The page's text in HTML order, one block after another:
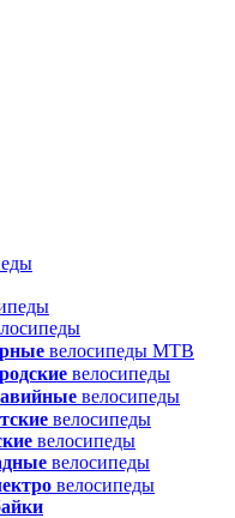
велосипеды MTB
велосипеды
велосипеды
велосипеды
велосипеды
велосипеды
велосипеды